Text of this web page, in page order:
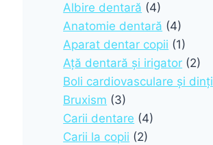
Albire dentară (4)
Anatomie dentară (4)
Aparat dentar copii (1)
Ață dentară și irigator (2)
Boli cardiovasculare și dinți
Bruxism (3)
Carii dentare (4)
Carii la copii (2)